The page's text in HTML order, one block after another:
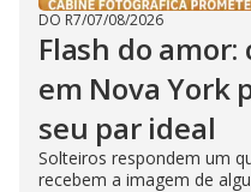
DO R7/07/08/2026
Flash do
em Nova York
seu par ideal
Solteiros respondem um
recebem a imagem de